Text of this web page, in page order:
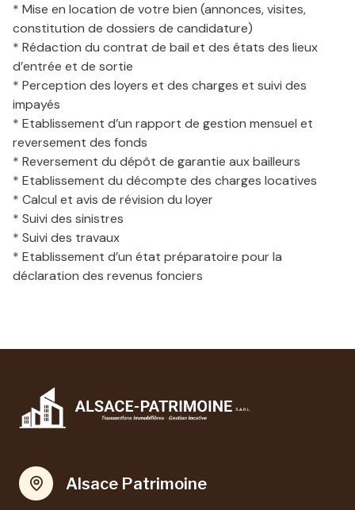
* Mise en location de votre bien (annonces, visites,
constitution de dossiers de candidature)
* Rédaction du contrat de bail et des états des lieux
d’entrée et de sortie
* Perception des loyers et des charges et suivi des
impayés
* Etablissement d’un rapport de gestion mensuel et
reversement des fonds
* Reversement du dépôt de garantie aux bailleurs
* Etablissement du décompte des charges locatives
* Calcul et avis de révision du loyer
* Suivi des sinistres
* Suivi des travaux
* Etablissement d’un état préparatoire pour la
déclaration des revenus fonciers
Alsace Patrimoine